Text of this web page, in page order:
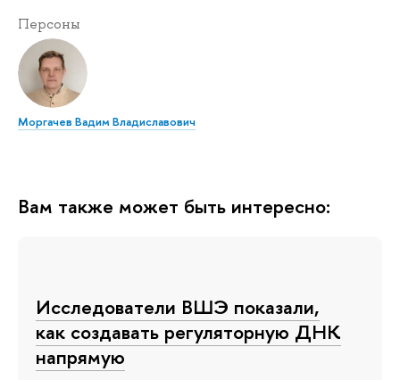
Персоны
Моргачев Вадим Владиславович
Вам также может быть интересно:
Исследователи ВШЭ показали,
как создавать регуляторную ДНК
напрямую